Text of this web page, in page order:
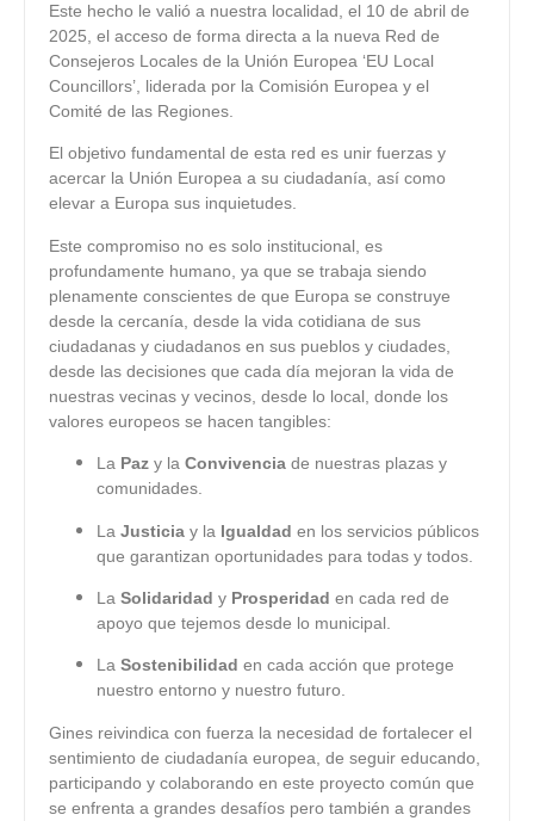
Este hecho le valió a nuestra localidad, el 10 de abril de
2025, el acceso de forma directa a la nueva Red de
Consejeros Locales de la Unión Europea ‘EU Local
Councillors’, liderada por la Comisión Europea y el
Comité de las Regiones.
El objetivo fundamental de esta red es unir fuerzas y
acercar la Unión Europea a su ciudadanía, así como
elevar a Europa sus inquietudes.
Este compromiso no es solo institucional, es
profundamente humano, ya que se trabaja siendo
plenamente conscientes de que Europa se construye
desde la cercanía, desde la vida cotidiana de sus
ciudadanas y ciudadanos en sus pueblos y ciudades,
desde las decisiones que cada día mejoran la vida de
nuestras vecinas y vecinos, desde lo local, donde los
valores europeos se hacen tangibles:
La Paz y la Convivencia de nuestras plazas y
comunidades.
La Justicia y la Igualdad en los servicios públicos
que garantizan oportunidades para todas y todos.
La Solidaridad y Prosperidad en cada red de
apoyo que tejemos desde lo municipal.
La Sostenibilidad en cada acción que protege
nuestro entorno y nuestro futuro.
Gines reivindica con fuerza la necesidad de fortalecer el
sentimiento de ciudadanía europea, de seguir educando,
participando y colaborando en este proyecto común que
se enfrenta a grandes desafíos pero también a grandes